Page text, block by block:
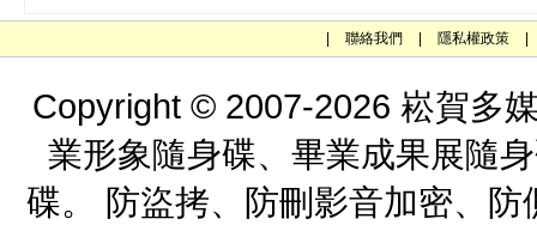
聯絡我們 隱私權政策
Copyright © 2007-2026 崧賀多
業形象隨身碟、畢業成果展隨
碟。 防盜拷、防刪影音加密、